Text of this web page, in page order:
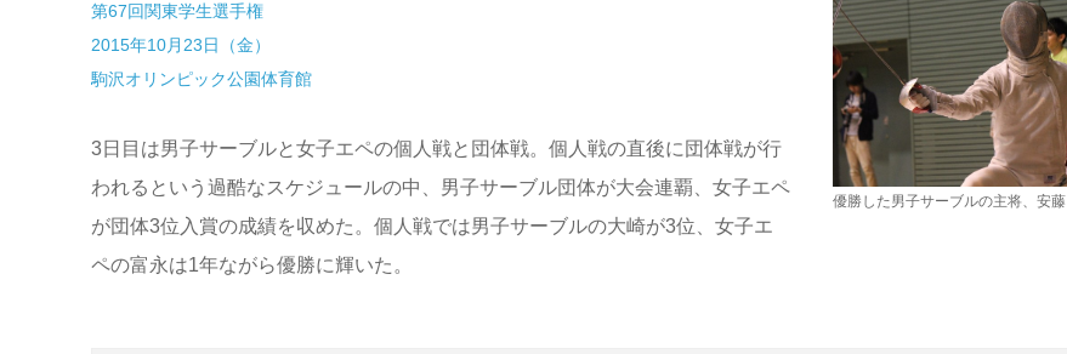
第67回関東学生選手権
2015年10月23日（金）
駒沢オリンピック公園体育館
3日目は男子サーブルと女子エペの個人戦と団体戦。個人戦の直後に団体戦が行
われるという過酷なスケジュールの中、男子サーブル団体が大会連覇、女子エペ
が団体3位入賞の成績を収めた。個人戦では男子サーブルの大崎が3位、女子エ
ペの富永は1年ながら優勝に輝いた。
優勝した男子サーブルの主将、安藤